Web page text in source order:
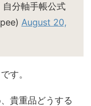
分軸手帳公式
August 20,
す。
貴重品どうする